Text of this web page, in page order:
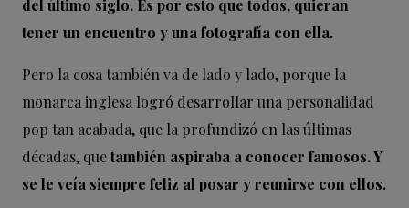
del último siglo. Es por esto que todos, quieran
tener un encuentro y una fotografía con ella.
Pero la cosa también va de lado y lado, porque la
monarca inglesa logró desarrollar una personalidad
pop tan acabada, que la profundizó en las últimas
décadas, quetambién aspiraba a conocer famosos. Y
se le veía siempre feliz al posar y reunirse con ellos.